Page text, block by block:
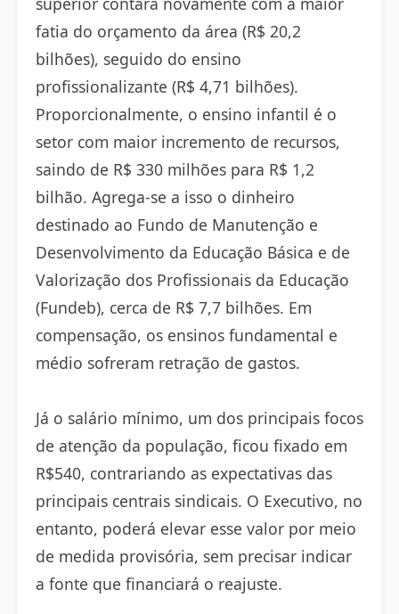
fatia do orçamento da área (R$ 20,2
bilhões), seguido do ensino
profissionalizante (R$ 4,71 bilhões).
Proporcionalmente, o ensino infantil é o
setor com maior incremento de recursos,
saindo de R$ 330 milhões para R$ 1,2
bilhão. Agrega-se a isso o dinheiro
destinado ao Fundo de Manutenção e
Desenvolvimento da Educação Básica e de
Valorização dos Profissionais da Educação
(Fundeb), cerca de R$ 7,7 bilhões. Em
compensação, os ensinos fundamental e
médio sofreram retração de gastos.
Já o salário mínimo, um dos principais focos
de atenção da população, ficou fixado em
R$540, contrariando as expectativas das
principais centrais sindicais. O Executivo, no
entanto, poderá elevar esse valor por meio
de medida provisória, sem precisar indicar
a fonte que financiará o reajuste.